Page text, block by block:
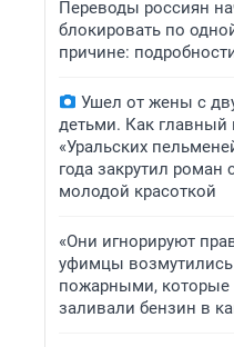
Переводы россиян
блокировать по
причине:
Ушел от жены с
детьми. Как главный
«Уральских
года закрутил роман
молодой красоткой
«Они игнорируют
уфимцы возмутились
пожарными, которые
заливали бензин в